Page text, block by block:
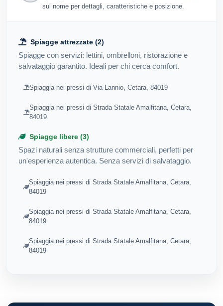
sul nome per dettagli, caratteristiche e posizione.
Spiagge attrezzate (2)
Spiagge con servizi: lettini, ombrelloni, ristorazione e
salvataggio garantito. Ideali per chi cerca comfort.
Spiaggia nei pressi di Via Lannio, Cetara, 84019
Spiaggia nei pressi di Strada Statale Amalfitana, Cetara,
84019
Spiagge libere (3)
Spazi naturali senza strutture commerciali, perfetti per
un'esperienza autentica. Senza servizi di salvataggio.
Spiaggia nei pressi di Strada Statale Amalfitana, Cetara,
84019
Spiaggia nei pressi di Strada Statale Amalfitana, Cetara,
84019
Spiaggia nei pressi di Strada Statale Amalfitana, Cetara,
84019